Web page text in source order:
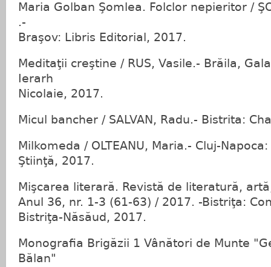
Maria Golban Şomlea. Folclor nepieritor /
.-
Braşov: Libris Editorial, 2017.
Meditaţii creştine / RUS, Vasile.- Brăila,
Ierarh
Nicolaie, 2017.
Micul bancher / SALVAN, Radu.- Bistrita:
Milkomeda / OLTEANU, Maria.- Cluj-
Ştiinţă, 2017.
Mişcarea literară. Revistă de literatură,
Anul 36, nr. 1-3 (61-63) / 2017. -Bistriţa:
Bistriţa-Năsăud, 2017.
Monografia Brigăzii 1 Vânători de Munte
Bălan"